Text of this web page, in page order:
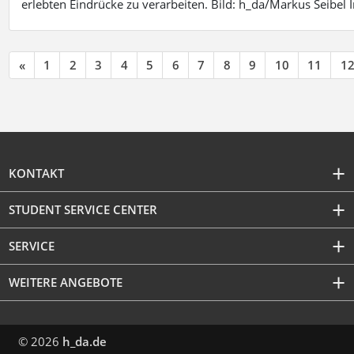
erlebten Eindrücke zu verarbeiten. Bild: h_da/Markus Seibel
« 1 2 3 4 5 6 7 8 9 10 11 12
KONTAKT
STUDENT SERVICE CENTER
SERVICE
WEITERE ANGEBOTE
© 2026 h_da.de